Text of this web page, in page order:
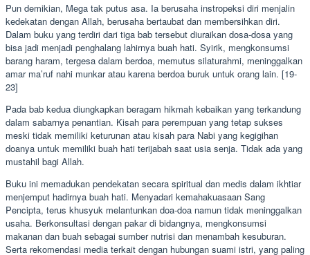
Pun demikian, Mega tak putus asa. Ia berusaha instropeksi diri menjalin
kedekatan dengan Allah, berusaha bertaubat dan membersihkan diri.
Dalam buku yang terdiri dari tiga bab tersebut diuraikan dosa-dosa yang
bisa jadi menjadi penghalang lahirnya buah hati. Syirik, mengkonsumsi
barang haram, tergesa dalam berdoa, memutus silaturahmi, meninggalkan
amar ma’ruf nahi munkar atau karena berdoa buruk untuk orang lain. [19-
23]
Pada bab kedua diungkapkan beragam hikmah kebaikan yang terkandung
dalam sabarnya penantian. Kisah para perempuan yang tetap sukses
meski tidak memiliki keturunan atau kisah para Nabi yang kegigihan
doanya untuk memiliki buah hati terijabah saat usia senja. Tidak ada yang
mustahil bagi Allah.
Buku ini memadukan pendekatan secara spiritual dan medis dalam ikhtiar
menjemput hadirnya buah hati. Menyadari kemahakuasaan Sang
Pencipta, terus khusyuk melantunkan doa-doa namun tidak meninggalkan
usaha. Berkonsultasi dengan pakar di bidangnya, mengkonsumsi
makanan dan buah sebagai sumber nutrisi dan menambah kesuburan.
Serta rekomendasi media terkait dengan hubungan suami istri, yang paling